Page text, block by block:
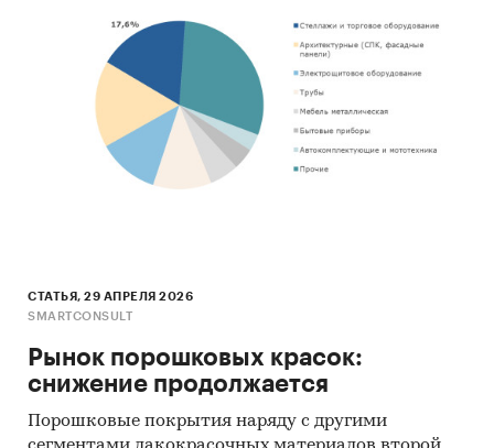
Материалы отраслевых учреждений и базы
данных.
Результаты ценовых мониторингов.
Материалы и базы данных статистики ООН
(United Nations Statistics Division:
Материалы Международного Валютного
Фонда (International Monetary Fund).
Материалы Всемирного банка (World Bank).
Материалы ВТО (World Trade Organization).
Материалы Организации экономического
СТАТЬЯ, 29 АПРЕЛЯ 2026
SMARTCONSULT
Рынок порошковых красок:
снижение продолжается
Порошковые покрытия наряду с другими